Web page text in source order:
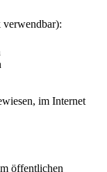
im Internet
öffentlichen